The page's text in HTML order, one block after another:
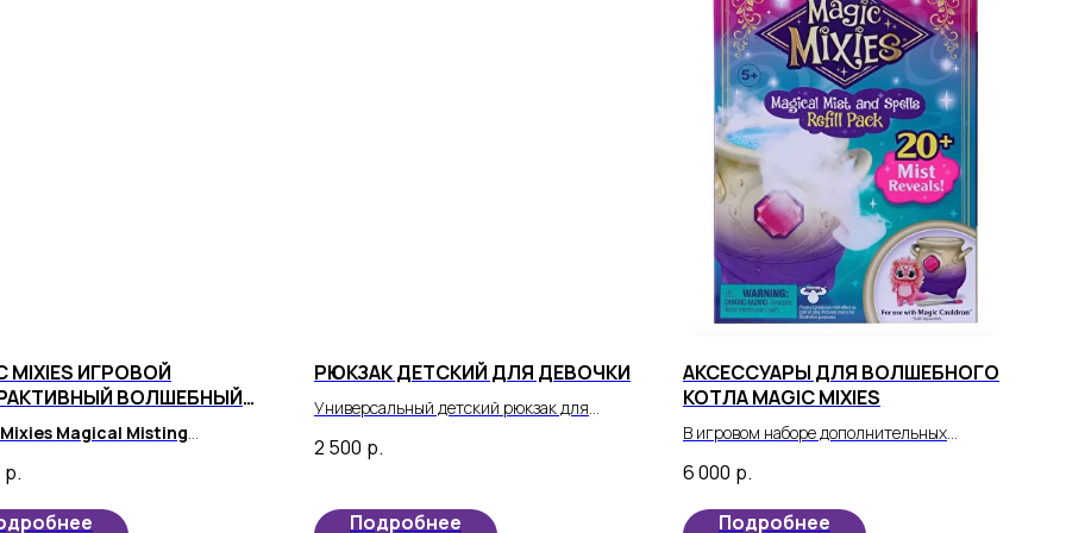
MIXIES ИГРОВОЙ
ВОЛШЕБНЫЙ
БОЛЬШОЙ
Magical Misting
которая привнесет радость и
в жизнь вашего малыша.
р.
РЮКЗАК ДЕТСКИЙ ДЛЯ ДЕВОЧКИ
Универсальный детский рюкзак для
приобретением, которое идеально
2 500 р.
Подробнее
АКСЕССУАРЫ ДЛЯ ВОЛШЕБНОГО
КОТЛА MAGIC MIXIES
В игровом наборе дополнительных
заклинания»: 12 ингредиентов,
инструкции, пузырек с жидкостью для
6 000 р.
Подробнее